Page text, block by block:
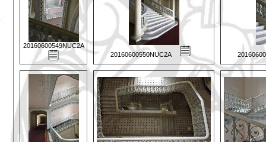
20160600549NUC2A
20160600550NUC2A